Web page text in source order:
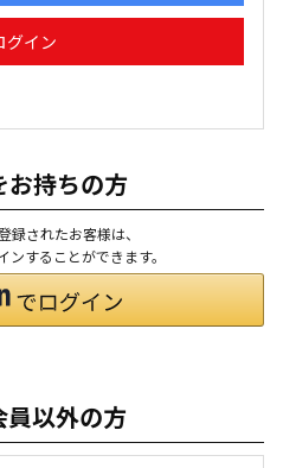
グイン
持ちの方
されたお客様は、
することができます。
以外の方